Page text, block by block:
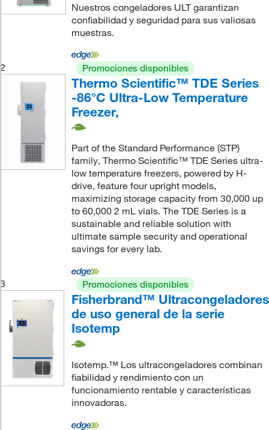
Nuestros congeladores ULT garantizan
confiabilidad y seguridad para sus valiosas
muestras.
2 Promociones disponibles
Thermo Scientific™ TDE Series
-86°C Ultra-Low Temperature
Freezer,
Part of the Standard Performance (STP)
family, Thermo Scientific™ TDE Series ultra-
low temperature freezers, powered by H-
drive, feature four upright models,
maximizing storage capacity from 30,000 up
to 60,000 2 mL vials. The TDE Series is a
sustainable and reliable solution with
ultimate sample security and operational
savings for every lab.
3 Promociones disponibles
Fisherbrand™ Ultracongeladores
de uso general de la serie
Isotemp
Isotemp.™ Los ultracongeladores combinan
fiabilidad y rendimiento con un
funcionamiento rentable y características
innovadoras.